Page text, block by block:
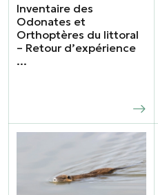
Inventaire des
Odonates et
Orthoptères du littoral
– Retour d’expérience
...